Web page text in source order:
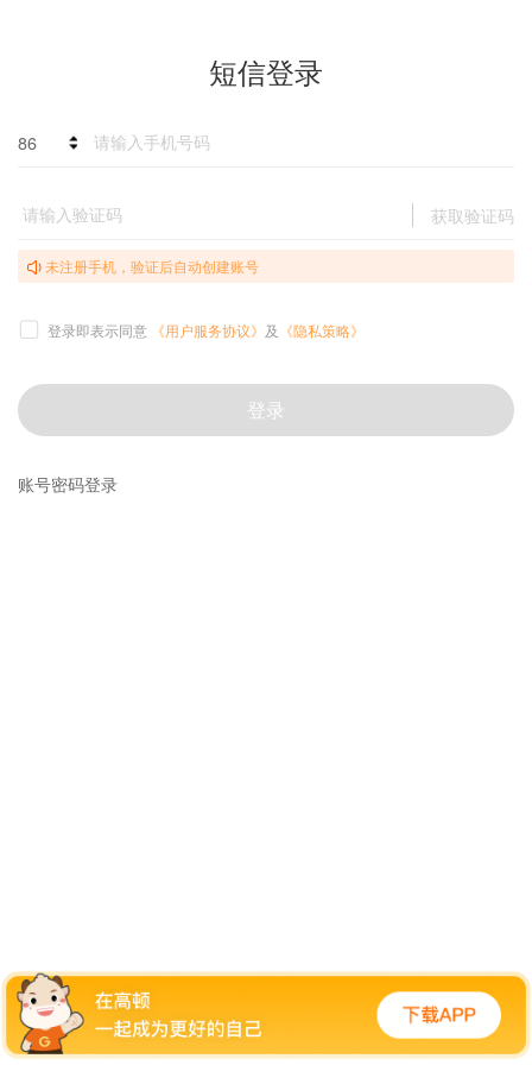
短信登录
86
获取验证码
未注册手机，验证后自动创建账号
登录即表示同意 《用户服务协议》 及 《隐私策略》
登录
账号密码登录